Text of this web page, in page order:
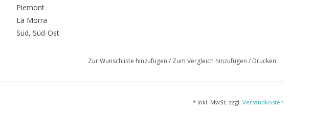
Piemont
La Morra
Süd, Süd-Ost
Maischegärung mit Schalen im Rotofermentor für 8 Tage bei
Zur Wunschliste hinzufügen / Zum Vergleich hinzufügen / Drucken
* Inkl. MwSt. zzgl. Versandkosten